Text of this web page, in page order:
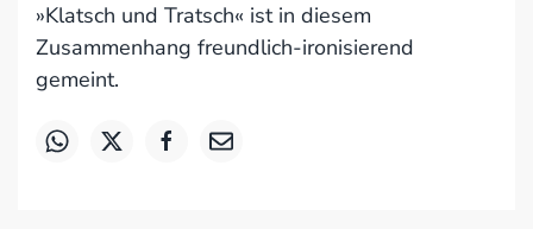
»Klatsch und Tratsch« ist in diesem
Zusammenhang freundlich-ironisierend
gemeint.